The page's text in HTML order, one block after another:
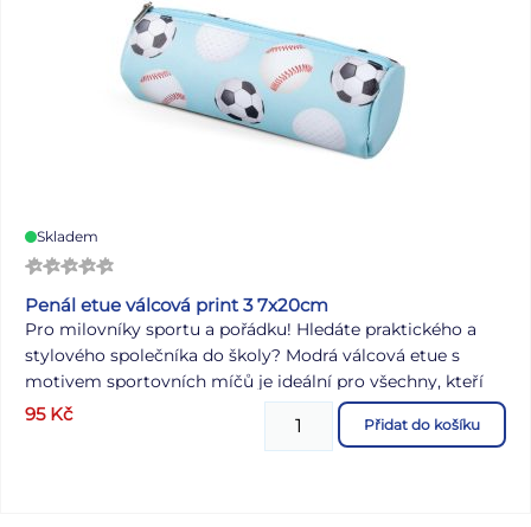
Skladem
Penál etue válcová print 3 7x20cm
Pro milovníky sportu a pořádku! Hledáte praktického a
stylového společníka do školy? Modrá válcová etue s
motivem sportovních míčů je ideální pro všechny, kteří
milují pohyb a hravý design. Nabízí dostatek místa pro
psací potřeby i drobnosti, které chcete mít po ruce. Díky
95 Kč Přidat do košíku